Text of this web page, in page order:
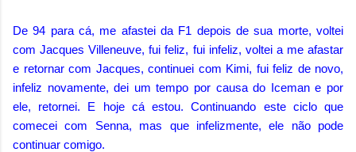
De 94 para cá, me afastei da F1 depois de sua morte, voltei
com Jacques Villeneuve, fui feliz, fui infeliz, voltei a me afastar
e retornar com Jacques, continuei com Kimi, fui feliz de novo,
infeliz novamente, dei um tempo por causa do Iceman e por
ele, retornei. E hoje cá estou. Continuando este ciclo que
comecei com Senna, mas que infelizmente, ele não pode
continuar comigo.